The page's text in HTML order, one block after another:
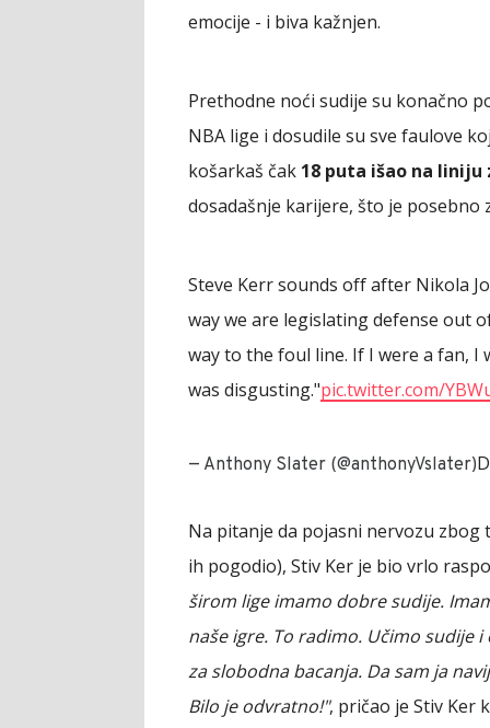
emocije - i biva kažnjen.
Prethodne noći sudije su konačno
NBA lige i dosudile su sve faulove
košarkaš čak 18 puta išao na liniju
dosadašnje karijere, što je posebno
Steve Kerr sounds off after Nikola
way we are legislating defense out
way to the foul line. If I were a fan,
was disgusting."pic.twitter.com/
— Anthony Slater (@anthonyVslater)
Na pitanje da pojasni nervozu zbog
ih pogodio), Stiv Ker je bio vrlo
širom lige imamo dobre sudije.
naše igre. To radimo. Učimo sudije
za slobodna bacanja. Da sam ja
Bilo je odvratno!", pričao je Stiv Ker